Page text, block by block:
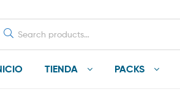
TIENDA PACKS